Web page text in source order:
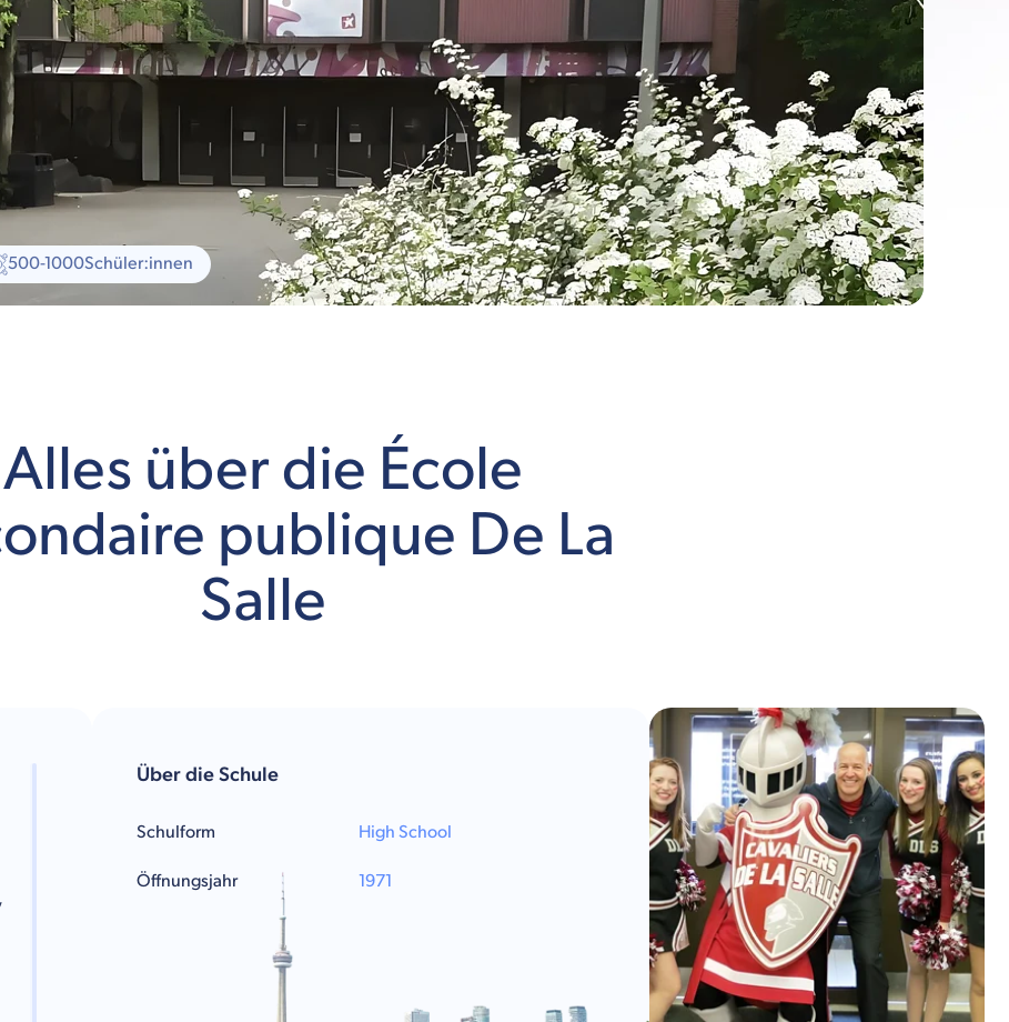
500-1000Schüler:innen
Alles über die École
publique De La
Salle
Über die Schule
Schulform
Öffnungsjahr
High School
1971